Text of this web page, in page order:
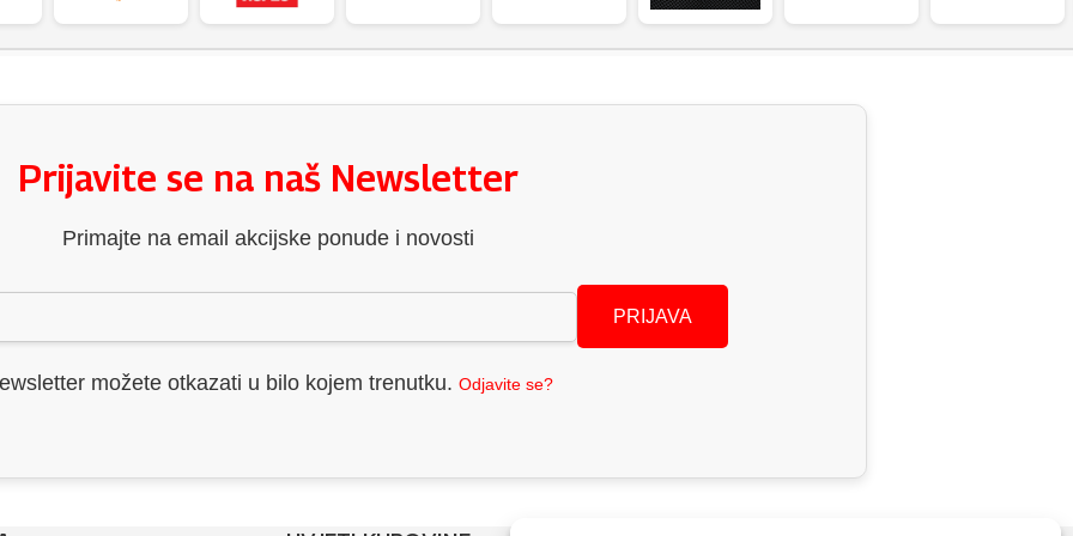
Prijavite se na naš Newsletter
Primajte na email akcijske ponude i novosti
PRIJAVA
možete otkazati u bilo kojem trenutku. Odjavite se?